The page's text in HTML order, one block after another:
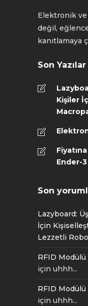
Elektronik ve
değil,
kanıtlamaya
Son Yazılar
Kişiler
Ender-
Son
Lazyboard:
İçin
Lezzetli
RFID Modülü
için uhhh...
RFID Modülü
için uhhh...